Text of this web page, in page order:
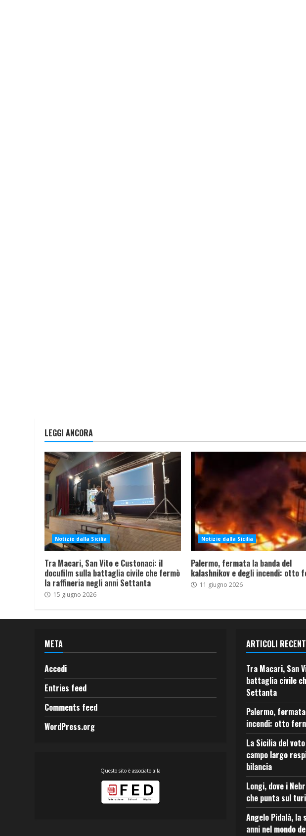
LEGGI ANCORA
Notizie dalla Sicilia
Tra Macari, San Vito e Custonaci: il
docufilm sulla battaglia civile che fermò
la raffineria negli anni Settanta
15 giugno 2026
Notizie dalla Sicilia
Palermo, fermata la banda del
kalashnikov e degli incendi: otto
11 giugno 2026
META
Accedi
Entries feed
Comments feed
WordPress.org
Questo sito è associato alla
ARTICOLI
Tra Macari, San
battaglia civile
Settanta
Palermo,
incendi: otto
La Sicilia del
campo largo
bilancia
Longi, dove i
che punta sul
Angelo Pidalà, la
anni nel mondo